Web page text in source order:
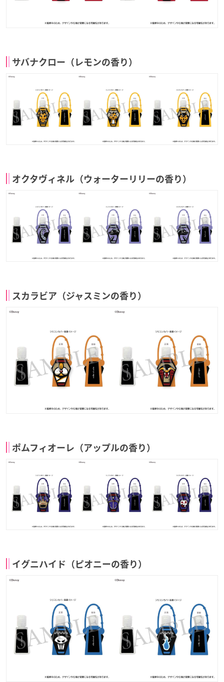
サバナクロー（レモンの香り）
オクタヴィネル（ウォーターリリーの香り）
スカラビア（ジャスミンの香り）
ポムフィオーレ（アップルの香り）
イグニハイド（ピオニーの香り）